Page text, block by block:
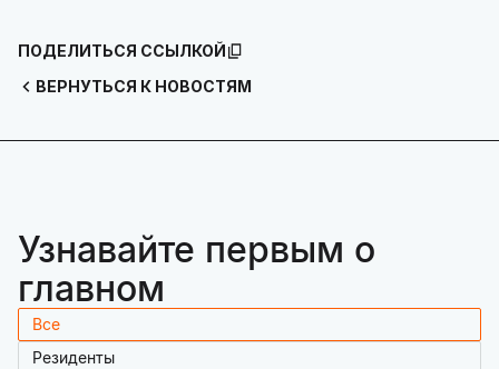
ВЕРНУТЬСЯ К НОВОСТЯМ
ПОДЕЛИТЬСЯ ССЫЛКОЙ
Узнавайте первым о
главном
Все
Резиденты